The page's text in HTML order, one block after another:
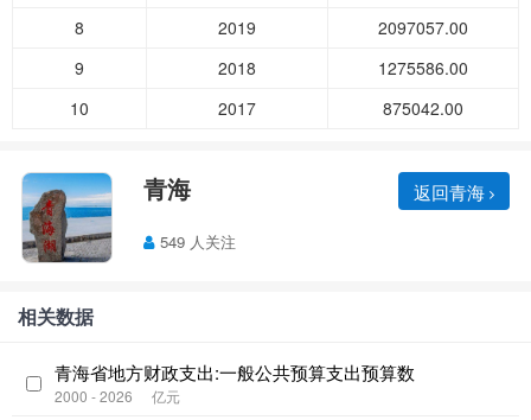
8
2019
2097057.00
9
2018
1275586.00
10
2017 875042.00
青海 返回青海
549 人关注
相关数据
青海省地方财政支出:一般公共预算支出预算数
2000 - 2026 亿元